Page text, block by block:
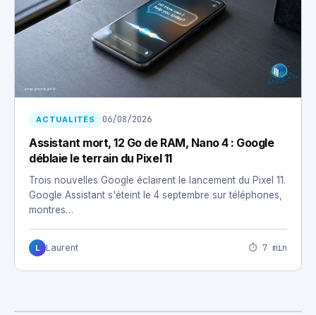
ACTUALITÉS 06/08/2026
Assistant mort, 12 Go de RAM, Nano 4 : Google
déblaie le terrain du Pixel 11
Trois nouvelles Google éclairent le lancement du Pixel 11.
Google Assistant s'éteint le 4 septembre sur téléphones,
montres…
L Laurent ⏱ 7 min